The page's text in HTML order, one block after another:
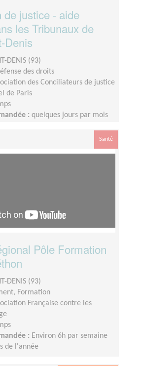
de justice - aide
les Tribunaux de
Denis
DENIS (93)
des droits
des Conciliateurs de justice
de Paris
: quelques jours par mois
Santé
Pôle Formation
DENIS (93)
Formation
Française contre les
: Environ 6h par semaine
de l'année